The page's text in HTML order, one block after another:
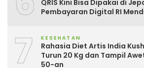
QRIS Kini Bisa Dipakai di
Pembayaran Digital RI
7 KESEHATAN
Rahasia Diet Artis India
Turun 20 Kg dan Tampil
50-an